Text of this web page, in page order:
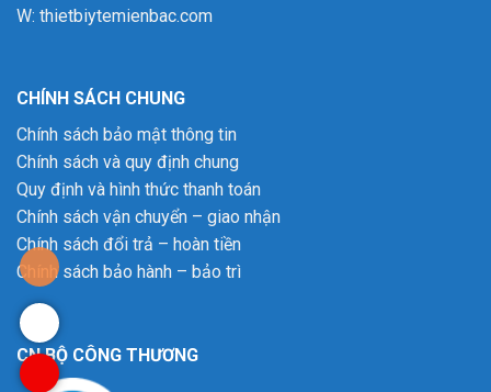
W: thietbiytemienbac.com
CHÍNH SÁCH CHUNG
Chính sách bảo mật thông tin
Chính sách và quy định chung
Quy định và hình thức thanh toán
Chính sách vận chuyển – giao nhận
Chính sách đổi trả – hoàn tiền
Chính sách bảo hành – bảo trì
CN BỘ CÔNG THƯƠNG